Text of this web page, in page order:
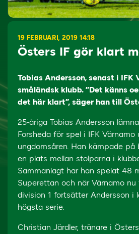
19 FEBRUARI, 2019 14:18
Östers IF gör klart
Tobias Andersson, senast i IFK
småländsk klubb. ”Det känns
det här klart”, säger han till
25-åriga Tobias Andersson
Forsheda för spel i IFK Värnamo
ungdomsåren. Han kämpade
en plats mellan stolparna i
Sammanlagt har han spelat 48
Superettan och när Värnamo
division 1 fortsätter Andersson i
högsta serie.
Christian Järdler, tränare i